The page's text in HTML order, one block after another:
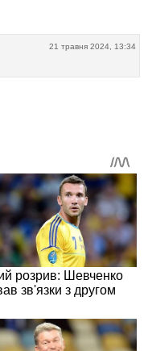
21 травня 2024, 13:34